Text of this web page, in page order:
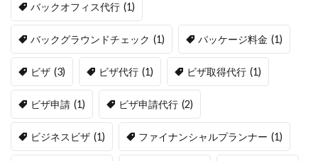
バックオフィス代行 (1)
バックグラウンドチェック (1) パッケージ料金 (1)
ビザ (3) ビザ代行 (1) ビザ取得代行 (1)
ビザ申請 (1) ビザ申請代行 (2)
ビジネスビザ (1) ファイナンシャルプランナー (1)